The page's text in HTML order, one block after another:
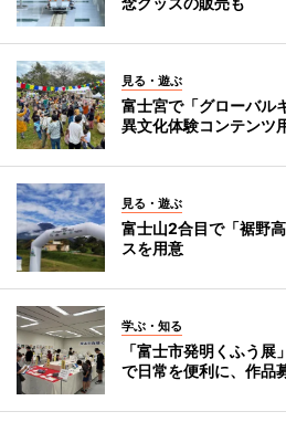
見る・遊ぶ
富士宮で「グローバル
異文化体験コンテンツ
見る・遊ぶ
富士山2合目で「裾野
スを用意
学ぶ・知る
「富士市発明くふう
で日常を便利に、作品